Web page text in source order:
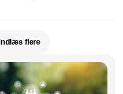
Indlæs flere
Annonce